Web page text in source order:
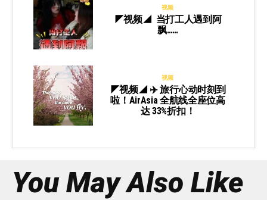
视频
◤视频◢ 当打工人遇到阿
飘……
视频
◤视频◢ ✈️ 旅行心动时刻到
啦！AirAsia 全航线全座位高
达 33%折扣！
You May Also Like